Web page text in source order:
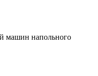
машин напольного